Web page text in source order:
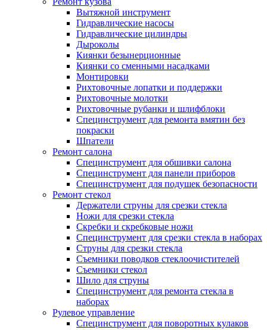
Вытяжной инструмент
Гидравлические насосы
Гидравлические цилиндры
Дыроколы
Киянки безынерционные
Киянки со сменными насадками
Монтировки
Рихтовочные лопатки и поддержки
Рихтовочные молотки
Рихтовочные рубанки и шлифблоки
Специнструмент для ремонта вмятин без
покраски
Шпатели
Ремонт салона
Специнструмент для обшивки салона
Специнструмент для панели приборов
Специнструмент для подушек безопасности
Ремонт стекол
Держатели струны для срезки стекла
Ножи для срезки стекла
Скребки и скребковые ножи
Специнструмент для срезки стекла в наборах
Струны для срезки стекла
Съемники поводков стеклоочистителей
Съемники стекол
Шило для струны
Специнструмент для ремонта стекла в
наборах
Рулевое управление
Специнструмент для поворотных кулаков